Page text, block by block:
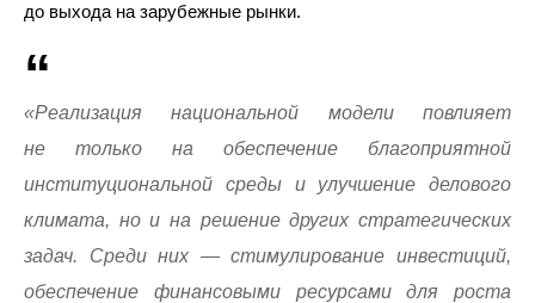
до выхода на зарубежные рынки.
«Реализация национальной модели повлияет
не только на обеспечение благоприятной
институциональной среды и улучшение делового
климата, но и на решение других стратегических
задач. Среди них — стимулирование инвестиций,
обеспечение финансовыми ресурсами для роста